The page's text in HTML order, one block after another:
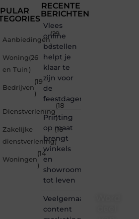
Aanbiedingen
(29
)
Woning
en Tuin
(26
)
Bedrijven
(19
)
Dienstverlening
(18
)
Zakelijke
dienstverlening
(16
)
Woningen
(14
)
RECENTE
BERICHTEN
Vlees
online
bestellen
helpt je
klaar te
zijn voor
de
feestdagen
Printing
op maat
brengt
winkels
en
showrooms
tot leven
Veelgemaakte
content